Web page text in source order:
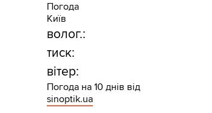
Погода
Київ
волог.:
тиск:
вітер:
Погода на 10 днів від
sinoptik.ua